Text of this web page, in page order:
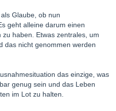
Glaube, ob nun
geht alleine darum einen
haben. Etwas zentrales, um
das nicht genommen werden
das einzige, was
genug sein und das Leben
im Lot zu halten.